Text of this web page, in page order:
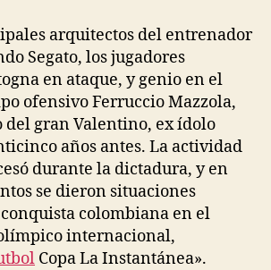
arquitectos del entrenador
Segato, los jugadores
en ataque, y genio en el
ofensivo Ferruccio Mazzola,
del gran Valentino, ex ídolo
años antes. La actividad
durante la dictadura, y en
se dieron situaciones
conquista colombiana en el
internacional,
Copa La Instantánea».